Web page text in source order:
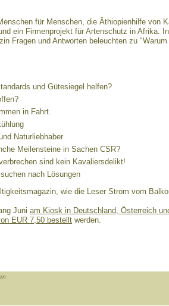
für Menschen, die Äthiopienhilfe von
ein Firmenprojekt für Artenschutz in Afrika.
Fragen und Antworten beleuchten zu
und Gütesiegel helfen?
in Fahrt.
Naturliebhaber
Meilensteine in Sachen CSR?
sind kein Kavaliersdelikt!
nach Lösungen
wie die Leser Strom vom
Juni am Kiosk in Deutschland, Österreich
EUR 7,50 bestellt werden.